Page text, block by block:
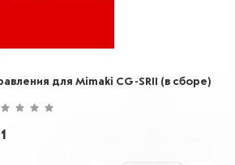
для Mimaki CG-SRII (в сборе)